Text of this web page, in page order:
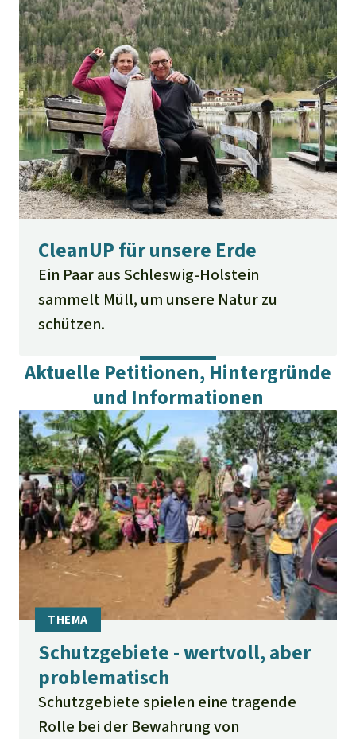
CleanUP für unsere Erde
Ein Paar aus Schleswig-Holstein
sammelt Müll, um unsere Natur zu
schützen.
Aktuelle Petitionen, Hintergründe
und Informationen
Schutzgebiete - wertvoll, aber
problematisch
Schutzgebiete spielen eine tragende
Rolle bei der Bewahrung von